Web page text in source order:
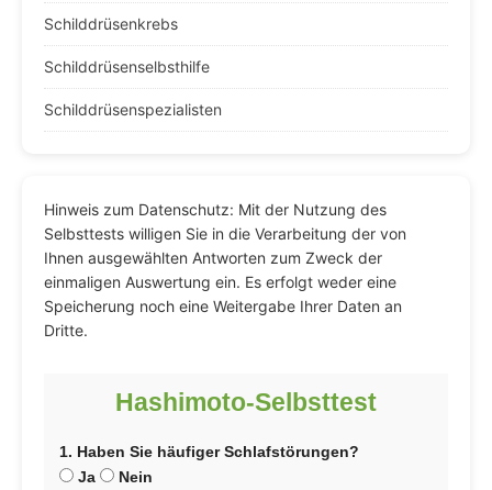
Schilddrüsenkrebs
Schilddrüsenselbsthilfe
Schilddrüsenspezialisten
Hinweis zum Datenschutz: Mit der Nutzung des
Selbsttests willigen Sie in die Verarbeitung der von
Ihnen ausgewählten Antworten zum Zweck der
einmaligen Auswertung ein. Es erfolgt weder eine
Speicherung noch eine Weitergabe Ihrer Daten an
Dritte.
Hashimoto-Selbsttest
1. Haben Sie häufiger Schlafstörungen?
Ja
Nein